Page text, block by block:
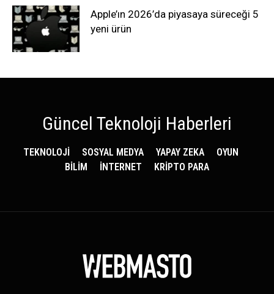
Apple’ın 2026’da piyasaya süreceği 5
yeni ürün
Güncel Teknoloji Haberleri
TEKNOLOJİ SOSYAL MEDYA YAPAY ZEKA
OYUN
BİLİM
İNTERNET KRİPTO PARA